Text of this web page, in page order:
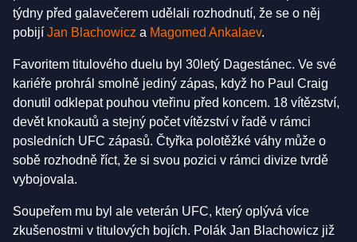
týdny před galavečerem udělali rozhodnutí, že se o něj
pobijí Jan Blachowicz a Magomed Ankalaev.
Favoritem titulového duelu byl 30letý Dagestánec. Ve své
kariéře prohrál smolně jediný zápas, když ho Paul Craig
donutil odklepat pouhou vteřinu před koncem. 18 vítězství,
devět knokautů a stejný počet vítězství v řadě v rámci
posledních UFC zápasů. Čtyřka polotěžké váhy může o
sobě rozhodně říct, že si svou pozici v rámci divize tvrdě
vybojovala.
Soupeřem mu byl ale veterán UFC, který oplývá více
zkušenostmi v titulových bojích. Polák Jan Blachowicz již